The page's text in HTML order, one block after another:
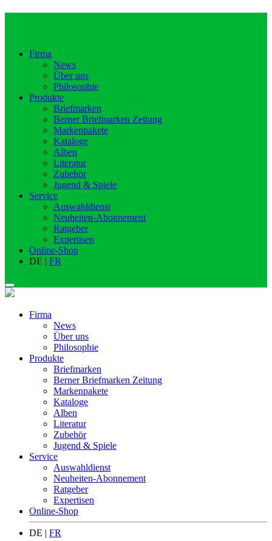
Firma
News
Über uns
Philosophie
Produkte
Briefmarken
Berner Briefmarken Zeitung
Markenpakete
Kataloge
Alben
Literatur
Zubehör
Jugend & Spiele
Service
Auswahldienst
Neuheiten-Abonnement
Ratgeber
Expertisen
Online-Shop
DE | FR
Firma
News
Über uns
Philosophie
Produkte
Briefmarken
Berner Briefmarken Zeitung
Markenpakete
Kataloge
Alben
Literatur
Zubehör
Jugend & Spiele
Service
Auswahldienst
Neuheiten-Abonnement
Ratgeber
Expertisen
Online-Shop
DE | FR